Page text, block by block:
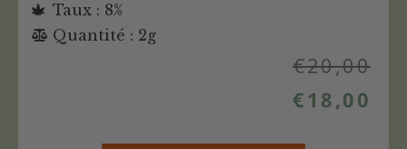
Taux : 8%
Quantité : 2g
€20,00
€ 18,00